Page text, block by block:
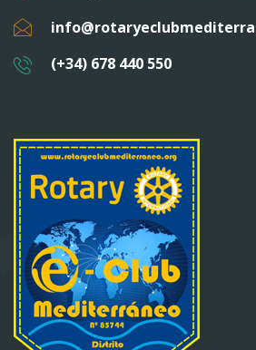
(+34) 678 440 550